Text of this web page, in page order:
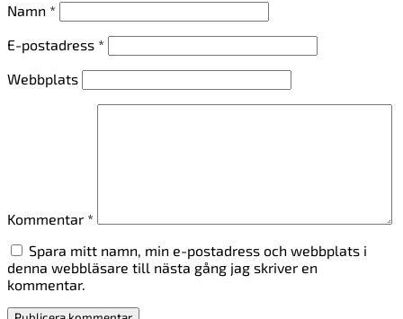
Namn *
E-postadress *
Webbplats
Kommentar *
Spara mitt namn, min e-postadress och webbplats i
denna webbläsare till nästa gång jag skriver en
kommentar.